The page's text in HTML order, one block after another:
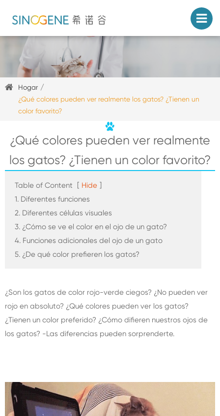
Hogar
¿Qué colores pueden ver realmente los gatos? ¿Tienen un
color favorito?
¿Qué colores pueden ver realmente
los gatos? ¿Tienen un color favorito?
Table of Content [ Hide ]
1. Diferentes funciones
2. Diferentes células visuales
3. ¿Cómo se ve el color en el ojo de un gato?
4. Funciones adicionales del ojo de un gato
5. ¿De qué color prefieren los gatos?
¿Son los gatos de color rojo-verde ciegos? ¿No pueden ver
rojo en absoluto? ¿Qué colores pueden ver los gatos?
¿Tienen un color preferido? ¿Cómo difieren nuestros ojos de
los gatos? -Las diferencias pueden sorprenderte.